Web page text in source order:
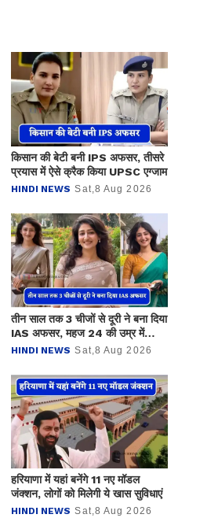
किसान की बेटी बनी IPS अफसर, तीसरे
प्रयास में ऐसे क्रैक किया UPSC एग्जाम
HINDI NEWS Sat,8 Aug 2026
तीन साल तक 3 चीजों से दूरी ने बना दिया
IAS अफसर, महज 24 की उम्र में
क्रैक किया UPSC
HINDI NEWS Sat,8 Aug 2026
हरियाणा में यहां बनेंगे 11 नए मॉडल
जंक्शन, लोगों को मिलेगी ये खास सुविधाएं
HINDI NEWS Sat,8 Aug 2026